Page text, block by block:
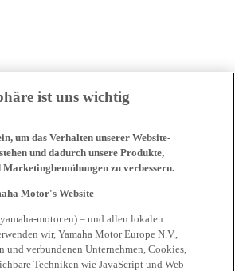
ist uns wichtig
um das Verhalten unserer Website-
und dadurch unsere Produkte,
Marketingbemühungen zu verbessern.
Motor's Website
motor.eu) – und allen lokalen
wir, Yamaha Motor Europe N.V.,
und verbundenen Unternehmen, Cookies,
Techniken wie JavaScript und Web-